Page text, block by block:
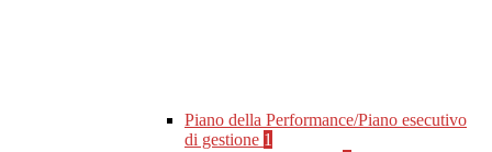
Piano della Performance/Piano esecutivo
di gestione 1